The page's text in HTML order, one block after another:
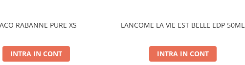
RABANNE PURE XS
INTRA IN CONT
LANCOME LA VIE EST BELLE EDP 50ML
INTRA IN CONT